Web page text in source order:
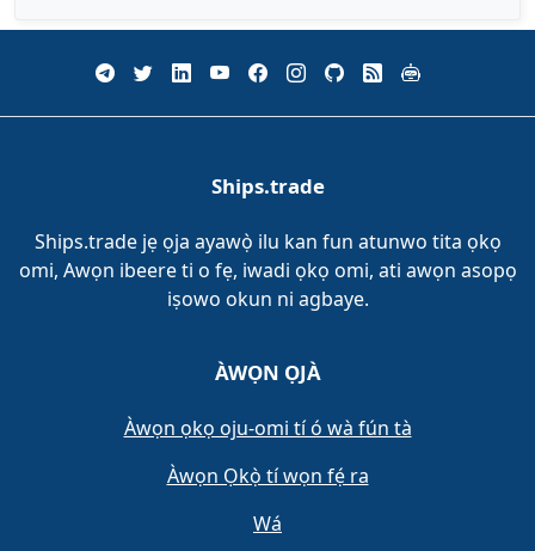
Ships.trade
Ships.trade jẹ ọja ayawọ̀ ilu kan fun atunwo tita ọkọ
omi, Awọn ibeere ti o fẹ, iwadi ọkọ omi, ati awọn asopọ
iṣowo okun ni agbaye.
ÀWỌN ỌJÀ
Àwọn ọkọ oju-omi tí ó wà fún tà
Àwọn Ọkọ̀ tí wọn fẹ́ ra
Wá